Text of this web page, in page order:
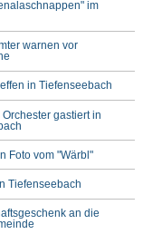
im
warnen vor
in Tiefenseebach
gastiert in
Foto vom "Wärbl"
Tiefenseebach
an die